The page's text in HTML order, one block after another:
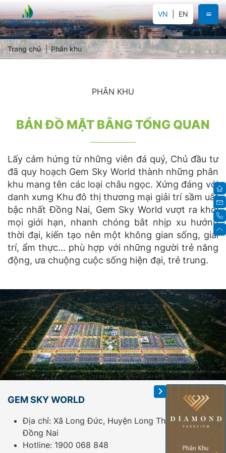
VN EN
Trang chủ Phân khu
PHÂN KHU
BẢN ĐỒ MẶT BẰNG TỔNG QUAN
Lấy cảm hứng từ những viên đá quý, Chủ đầu tư
đã quy hoạch Gem Sky World thành những phân
khu mang tên các loại châu ngọc. Xứng đáng với
danh xưng Khu đô thị thương mại giải trí sầm uất
bậc nhất Đồng Nai, Gem Sky World vượt ra khỏi
mọi giới hạn, nhanh chóng bắt nhịp xu hướng
thời đại, kiến tạo nên một không gian sống, giải
trí, ẩm thực… phù hợp với những người trẻ năng
động, ưa chuộng cuộc sống hiện đại, trẻ trung.
GEM SKY WORLD
Địa chỉ: Xã Long Đức, Huyện Long Thành, Tỉnh
Đồng Nai
Hotline: 1900 068 848